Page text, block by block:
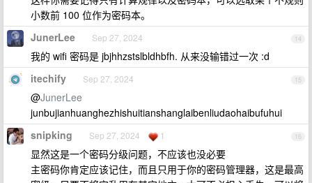
小数前 100 位作为密码本。
14
JunerLee Sep 27, 2024
我的 wifi 密码是 jbjhhzstslbldhbfh. 从来没输错过一次 :d
15
itechify Sep 27, 2024
@JunerLee
junbujianhuanghezhishuitianshanglaibenliudaohaibufuhui
16
snipking Sep 27, 2024 1
显然这是一个密码分级问题，不应该也没必要
主密码你肯定应该记住，而且只用于你的密码管理器，这是最高